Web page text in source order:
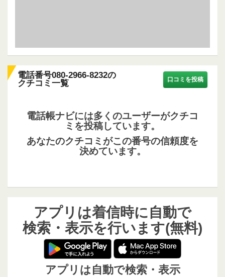
電話番号080-2966-8232の
クチコミ一覧
口コミを投稿
電話帳ナビには多くのユーザーがクチコ
ミを投稿しています。
あなたのクチコミがこの番号の信頼度を
決めています。
アプリは着信時に自動で
検索・表示を行います(無料)
アプリは自動で検索・表示